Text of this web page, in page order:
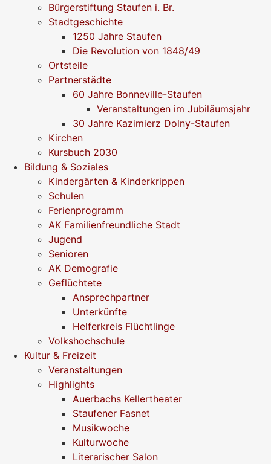
Bürgerstiftung Staufen i. Br.
Stadtgeschichte
1250 Jahre Staufen
Die Revolution von 1848/49
Ortsteile
Partnerstädte
60 Jahre Bonneville-Staufen
Veranstaltungen im Jubiläumsjahr
30 Jahre Kazimierz Dolny-Staufen
Kirchen
Kursbuch 2030
Bildung & Soziales
Kindergärten & Kinderkrippen
Schulen
Ferienprogramm
AK Familienfreundliche Stadt
Jugend
Senioren
AK Demografie
Geflüchtete
Ansprechpartner
Unterkünfte
Helferkreis Flüchtlinge
Volkshochschule
Kultur & Freizeit
Veranstaltungen
Highlights
Auerbachs Kellertheater
Staufener Fasnet
Musikwoche
Kulturwoche
Literarischer Salon